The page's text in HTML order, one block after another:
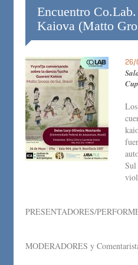
Encuentro
Kaiova (Matto
26/
Sul
PRESENTADORES/
MODERADORES y